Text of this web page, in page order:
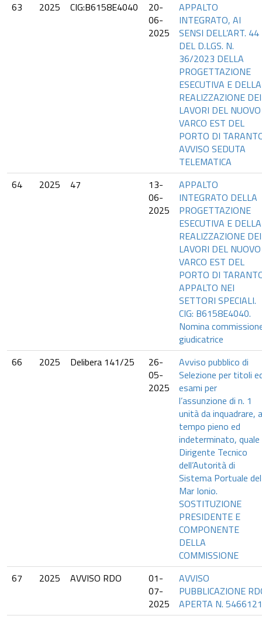
63 2025 CIG:B6158E4040
20-
06-
2025
APPALTO
INTEGRATO, AI
SENSI DELL’ART. 44
DEL D.LGS. N.
36/2023 DELLA
PROGETTAZIONE
ESECUTIVA E DELLA
REALIZZAZIONE DEI
LAVORI DEL NUOVO
VARCO EST DEL
PORTO DI
AVVISO SEDUTA
TELEMATICA
64
2025 47
13-
06-
2025
APPALTO
INTEGRATO DELLA
PROGETTAZIONE
ESECUTIVA E DELLA
REALIZZAZIONE DEI
LAVORI DEL NUOVO
VARCO EST DEL
PORTO DI
APPALTO NEI
SETTORI SPECIALI.
CIG: B6158E4040.
Nomina
giudicatrice
66
2025 Delibera 141/25
26-
05-
2025
Avviso pubblico di
Selezione per titoli
esami per
l’assunzione di n. 1
unità da inquadrare, a
tempo pieno ed
indeterminato, quale
Dirigente Tecnico
dell’Autorità di
Sistema Portuale del
Mar Ionio.
SOSTITUZIONE
PRESIDENTE E
COMPONENTE
DELLA
COMMISSIONE
67
2025 AVVISO RDO
01-
07-
2025
AVVISO
PUBBLICAZIONE
APERTA N. 5466121